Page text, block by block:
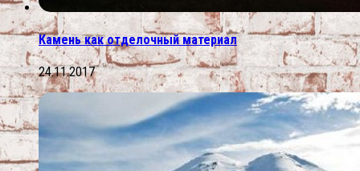
Камень как отделочный материал
24.11.2017